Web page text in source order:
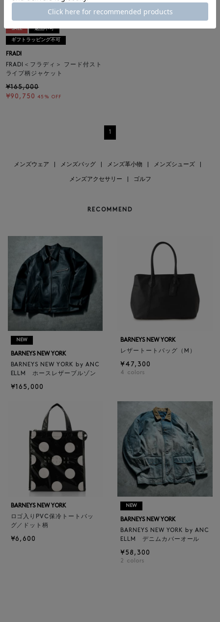
SALE 返品不可
ギフトラッピング不可
FRADI
FRADI＜フラディ＞ フード付スト
ライプ柄ジャケット
¥165,000
¥90,750 45% OFF
1
メンズウェア メンズバッグ メンズ革小物 メンズシューズ
メンズアクセサリー ゴルフ
RECOMMEND
NEW
BARNEYS NEW YORK
BARNEYS NEW YORK by ANC
ELLM ホースレザーブルゾン
¥165,000
BARNEYS NEW YORK
レザートートバッグ（M）
¥47,300
4 colors
BARNEYS NEW YORK
ロゴ入りPVC保冷トートバッ
グ／ドット柄
¥6,600
NEW
BARNEYS NEW YORK
BARNEYS NEW YORK by ANC
ELLM デニムカバーオール
¥58,300
2 colors